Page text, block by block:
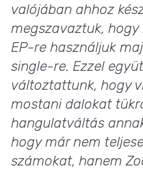
valójában ahhoz
megszavaztuk, hogy
EP-re használjuk
single-re. Ezzel
változtattunk, hogy
mostani dalokat
hangulatváltás
hogy már nem
számokat, hanem